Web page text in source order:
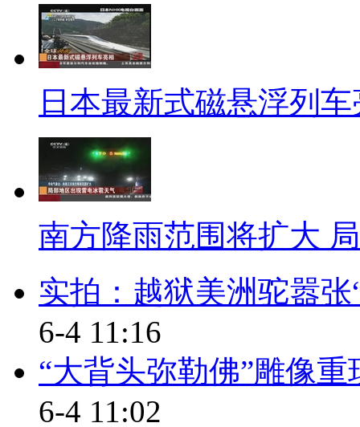
许可证。
【同期】中国农业大学食品科
(包装上)写着矿物质的含量，
这是他们自己的一个概念，就
这个说法。
【解说】
朱毅说，标准是任何企业发
脱颖而出的，面对媒体对标准
曾因被报出“20年不喝自来水
水专业委员会主任李复兴表示，
日制定统一的饮用水标准，那
日本最新式磁悬浮列
南方降雨范围将扩大
实拍：越狱美洲驼嚣
6-4 11:16
“大背头弥勒佛”雕像
6-4 11:02